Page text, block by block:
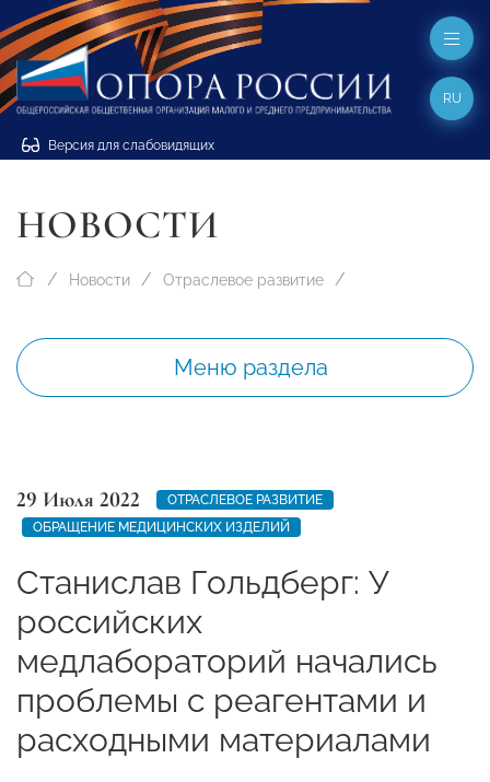
Версия для слабовидящих
RU
НОВОСТИ
Новости Отраслевое развитие
Меню раздела
29 Июля 2022
ОТРАСЛЕВОЕ РАЗВИТИЕ
ОБРАЩЕНИЕ МЕДИЦИНСКИХ ИЗДЕЛИЙ
Станислав Гольдберг: У
российских
медлабораторий начались
проблемы с реагентами и
расходными материалами